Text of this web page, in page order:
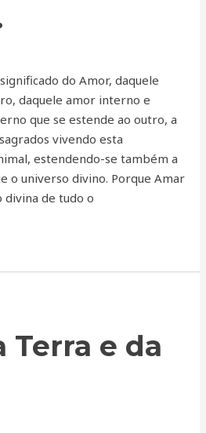
do Amor, daquele
daquele amor interno e
que se estende ao outro, a
vivendo esta
estendendo-se também a
o universo divino. Porque Amar
divina de tudo o
Terra e da